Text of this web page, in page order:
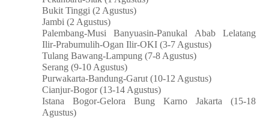
Bukit Tinggi (2 Agustus)
Jambi (2 Agustus)
Palembang-Musi Banyuasin-Panukal Abab Lelatang
Ilir-Prabumulih-Ogan Ilir-OKI (3-7 Agustus)
Tulang Bawang-Lampung (7-8 Agustus)
Serang (9-10 Agustus)
Purwakarta-Bandung-Garut (10-12 Agustus)
Cianjur-Bogor (13-14 Agustus)
Istana Bogor-Gelora Bung Karno Jakarta (15-18
Agustus)